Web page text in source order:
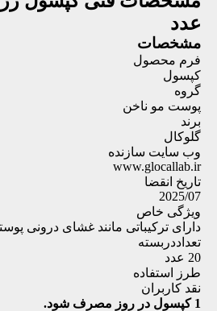
عدد
مشخصات
فرم محصول
کپسول
گروه
پوست مو ناخن
برند
گلوکال
وب سایت سازنده
www.glocallab.ir
تاریخ انقضا
2025/07
ویژگی خاص
دارای ترکیباتی مانند غشای درونی
تعداددربسته
20 عدد
طرز استفاده
نقد کاربران
1 کپسول در روز مصرف شود.